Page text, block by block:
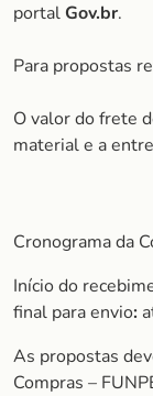
portalGov.br.
Para propostas
O valor do frete
material e a
Cronograma da
Início do
final para envio:
As propostas
Compras –